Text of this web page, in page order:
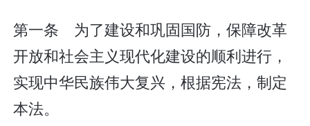
第一条 为了建设和巩固国防，保障改革
开放和社会主义现代化建设的顺利进行，
实现中华民族伟大复兴，根据宪法，制定
本法。